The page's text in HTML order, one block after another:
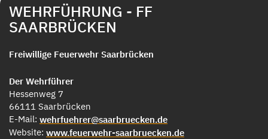
WEHRFÜHRUNG - FF
SAARBRÜCKEN
Freiwillige Feuerwehr Saarbrücken
Der Wehrführer
Hessenweg 7
66111 Saarbrücken
E-Mail: wehrfuehrer@saarbruecken.de
Website: www.feuerwehr-saarbruecken.de